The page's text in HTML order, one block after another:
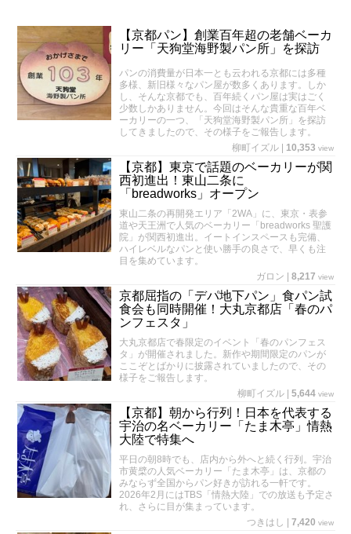
【京都パン】創業百年超の老舗ベーカ
リー「天狗堂海野製パン所」を探訪
パンの消費量が日本一とも云われる京都には多種
多様、新旧様々なパン屋が数多くあります。しか
し、そんな京都でも、百年続くパン屋は実はごく
少数しかありません。今回はそんな貴重な百年ベ
ーカリーの一つ、「天狗堂海野製パン所」を探訪
してきましたので、その様子をご報告します。
柳町イズル
10,353 view
【京都】東京で話題のベーカリーが関
西初進出！東山二条に
「breadworks」オープン
東山二条の再開発エリア「2WA」に、東京・表参
道や天王洲で人気のベーカリー「breadworks 聖護
院」が関西初進出。イートインスペースも完備、
ハイレベルなパンと使い勝手の良さで、早くも注
目を集めています。
ガロン
8,217 view
京都屈指の「デパ地下パン」食パン試
食会も同時開催！大丸京都店「春のパ
ンフェスタ」
大丸京都店で春限定のイベント「春のパンフェス
タ」が開催されました。新作や期間限定のパンが
ここぞとばかりに披露されていましたので、その
様子をご報告します。
柳町イズル
5,644 view
【京都】朝から行列！日本を代表する
宇治の名ベーカリー「たま木亭」情熱
大陸で特集へ
平日の朝8時でも、店内から外へと続く行列。宇治
市黄檗の人気ベーカリー「たま木亭」は、京都の
みならず全国からパン好きが訪れる一軒です。
2026年2月にはTBS「情熱大陸」での放送も予定さ
れ、さらに目が集まっています。
つきはし
7,420 view